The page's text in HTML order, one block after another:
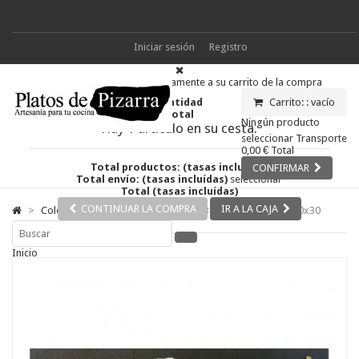
Iniciar sesión Registro
Carrito: : vacío
Ningún producto
seleccionar Transporte
0,00 € Total
CONFIRMAR
Producto añadido correctamente a su carrito de la compra
Cantidad
Total
Hay 1 artículo en su cesta.
Total productos: (tasas incluídas)
Total envío: (tasas incluídas) seleccionar
Total (tasas incluídas)
CONTINUAR LA COMPRA
IR A LA CAJA
Inicio
Colección Metálica
> Colecciones > Colección Ceniza > Bandeja de pizarra 60x30